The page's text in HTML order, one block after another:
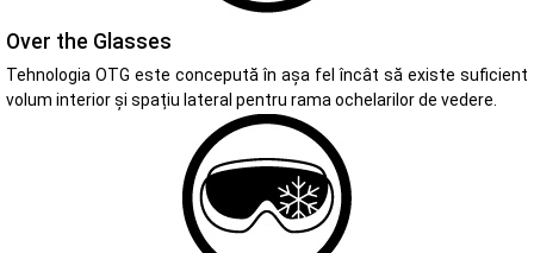
Over the Glasses
Tehnologia OTG este concepută în așa fel încât să existe suficient
volum interior și spațiu lateral pentru rama ochelarilor de vedere.